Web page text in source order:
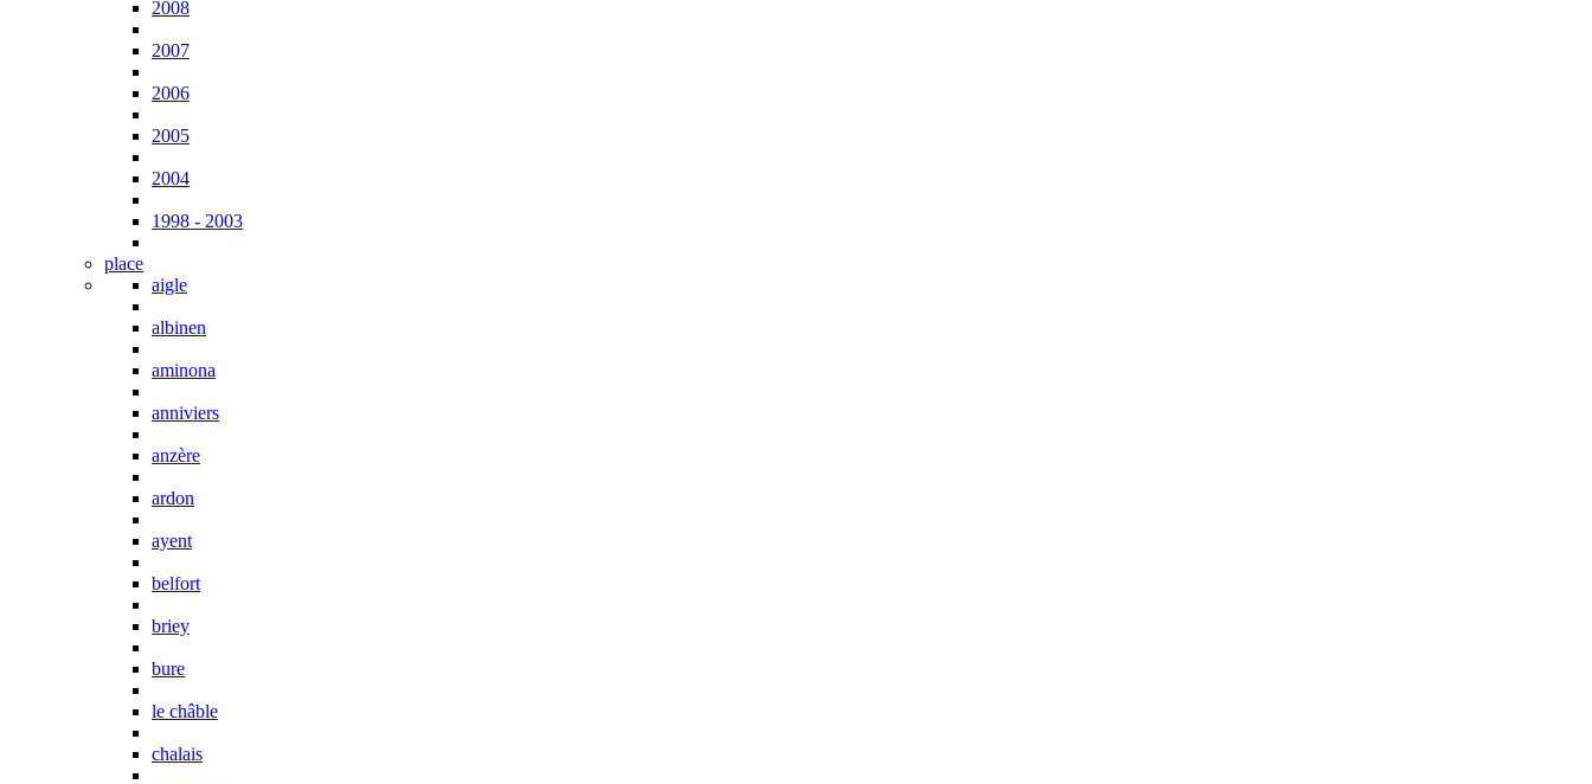
2008
2007
2006
2005
2004
1998 - 2003
place
aigle
albinen
aminona
anniviers
anzère
ardon
ayent
belfort
briey
bure
le châble
chalais